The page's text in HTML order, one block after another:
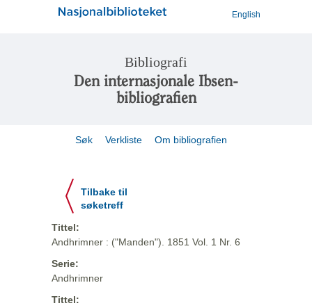
English
Bibliografi
Den internasjonale Ibsen-
bibliografien
Søk Verkliste Om bibliografien
Tilbake til
søketreff
Tittel:
Andhrimner : ("Manden"). 1851 Vol. 1 Nr. 6
Serie:
Andhrimner
Tittel: